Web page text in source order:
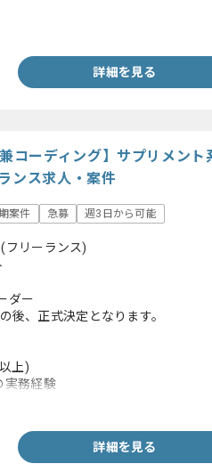
詳細を見る
コーディング】サプリメン
ンス求人・案件
案件 急募 週3日から可能
(フリーランス)
ダー
後、正式決定となります。
上)
実務経験
詳細を見る